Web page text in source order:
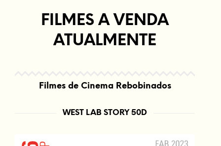
FILMES A VENDA
ATUALMENTE
Filmes de Cinema Rebobinados
WEST LAB STORY 50D